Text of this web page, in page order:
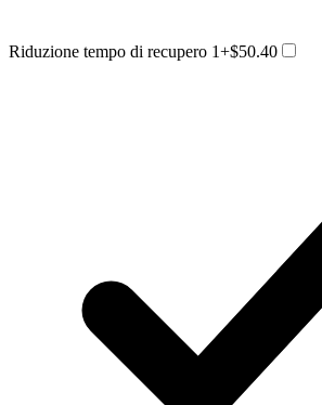
Riduzione tempo di recupero 1+$50.40